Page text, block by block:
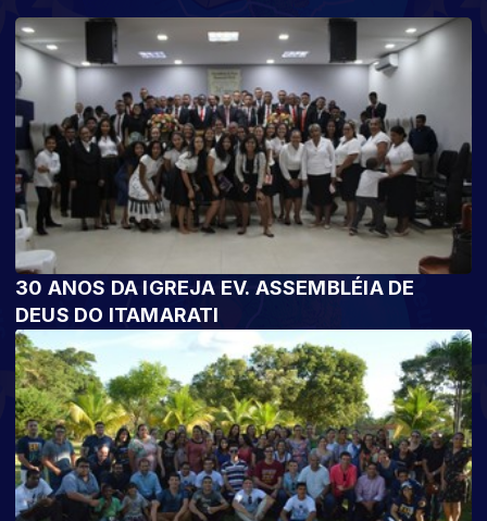
30 ANOS DA IGREJA EV. ASSEMBLÉIA DE
DEUS DO ITAMARATI